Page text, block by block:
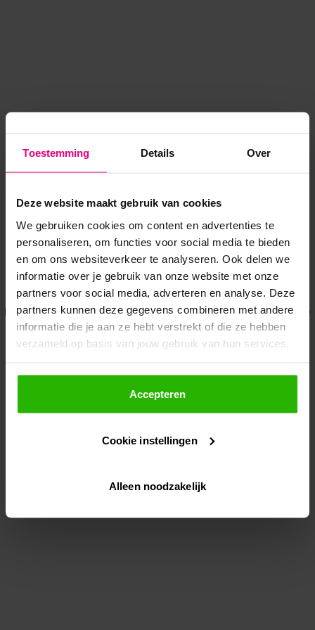
Toestemming Details Over
Deze website maakt gebruik van cookies
We gebruiken cookies om content en advertenties te
personaliseren, om functies voor social media te bieden
en om ons websiteverkeer te analyseren. Ook delen we
informatie over je gebruik van onze website met onze
partners voor social media, adverteren en analyse. Deze
partners kunnen deze gegevens combineren met andere
informatie die je aan ze hebt verstrekt of die ze hebben
verzameld op basis van jouw gebruik van hun services.
Als je op "Accepteer" klikt, dan geef je Voordeeluitjes.nl
toestemming om cookies voor social media en
gepersonaliseerde advertenties te plaatsen.
Lees hier meer over in onsprivacybeleid
Via "Cookie instellingen" kun je ook zelf instellen welke
Accepteren
Cookie instellingen
Alleen noodzakelijk
Application error: a client-side exception has occurred while
loadingwww.voordeeluitjes.nl (see the browser console for more
information).